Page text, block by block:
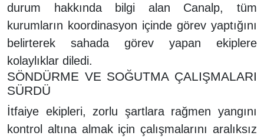
durum hakkında bilgi alan Canalp, tüm
kurumların koordinasyon içinde görev yaptığını
belirterek sahada görev yapan ekiplere
kolaylıklar diledi.
SÖNDÜRME VE SOĞUTMA ÇALIŞMALARI
SÜRDÜ
İtfaiye ekipleri, zorlu şartlara rağmen yangını
kontrol altına almak için çalışmalarını aralıksız